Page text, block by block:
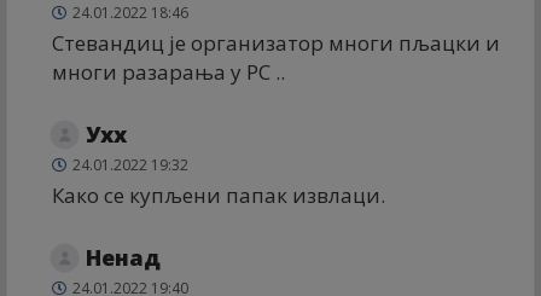
24.01.2022 18:46
Стевандиц је организатор многи пљацки и
многи разарања у РС ..
Ухх
24.01.2022 19:32
Како се купљени папак извлаци.
Ненад
24.01.2022 19:40